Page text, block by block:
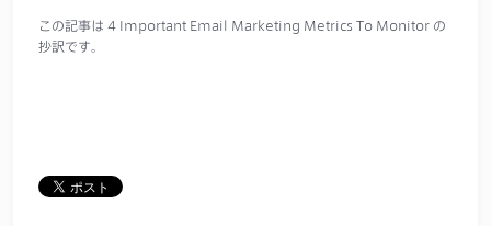
この記事は 4 Important Email Marketing Metrics To Monitor の
抄訳です。